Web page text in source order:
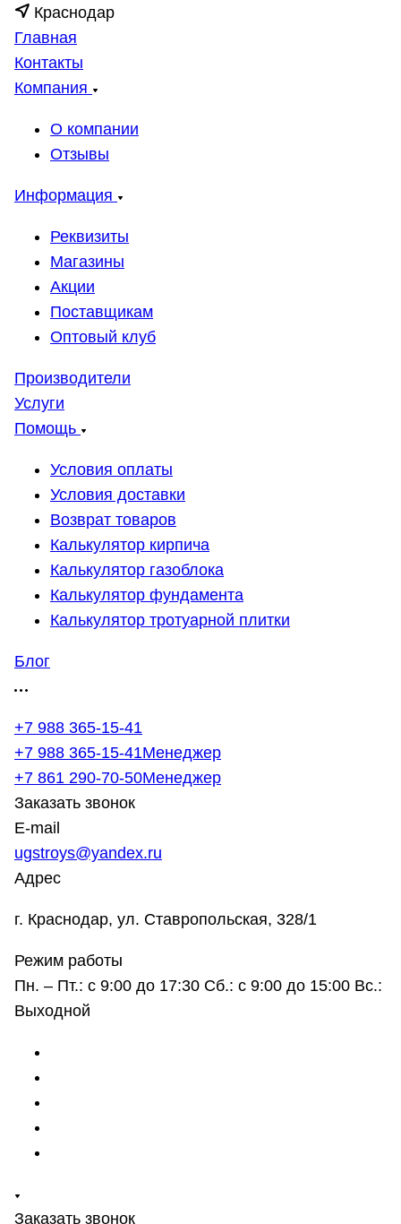
Краснодар
Главная
Контакты
Компания
О компании
Отзывы
Информация
Реквизиты
Магазины
Акции
Поставщикам
Оптовый клуб
Производители
Услуги
Помощь
Условия оплаты
Условия доставки
Возврат товаров
Калькулятор кирпича
Калькулятор газоблока
Калькулятор фундамента
Калькулятор тротуарной плитки
Блог
+7 988 365-15-41
+7 988 365-15-41Менеджер
+7 861 290-70-50Менеджер
Заказать звонок
E-mail
ugstroys@yandex.ru
Адрес
г. Краснодар, ул. Ставропольская, 328/1
Режим работы
Пн. – Пт.: с 9:00 до 17:30 Сб.: с 9:00 до 15:00 Вс.:
Выходной
Заказать звонок